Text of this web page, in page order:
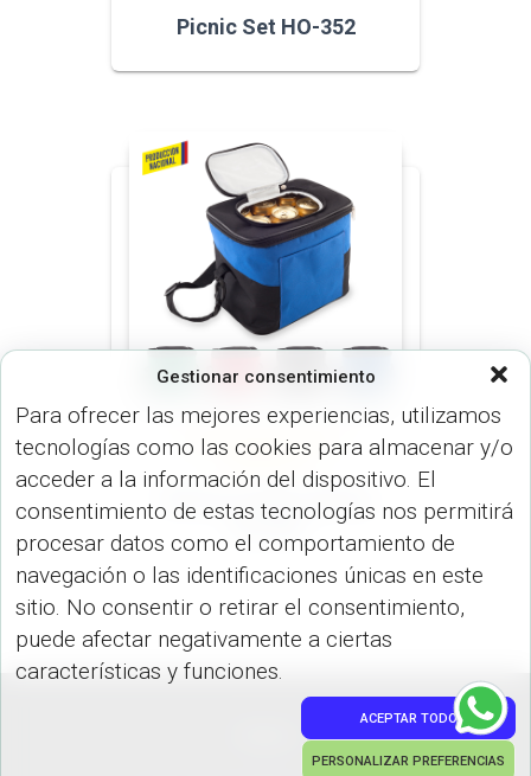
Gestionar consentimiento
Para ofrecer las mejores experiencias, utilizamos
tecnologías como las cookies para almacenar y/o
acceder a la información del dispositivo. El
consentimiento de estas tecnologías nos permitirá
procesar datos como el comportamiento de
navegación o las identificaciones únicas en este
sitio. No consentir o retirar el consentimiento,
puede afectar negativamente a ciertas
características y funciones.
ACEPTAR TODO
PERSONALIZAR PREFERENCIAS
Picnic Set HO-352
NEVERAS (MALETINES Y
Nevera Cooler Spring